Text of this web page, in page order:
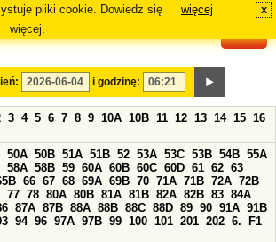
pliki cookie. Dowiedz się
więcej.
więcej x
i godzinę:
3 4 5 6 7 8 9 10A 10B 11 12 13 14 15 16
50A 50B 51A 51B 52 53A 53C 53B 54B 55A
58A 58B 59 60A 60B 60C 60D 61 62 63
66 67 68 69A 69B 70 71A 71B 72A 72B
77 78 80A 80B 81A 81B 82A 82B 83 84A
87A 87B 88A 88B 88C 88D 89 90 91A 91B
94 96 97A 97B 99 100 101 201 202 6.
F1